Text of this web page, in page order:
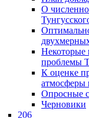
О
Некоторые
проблемы
К оценке
атмосферы
Опросные
Черновики
206